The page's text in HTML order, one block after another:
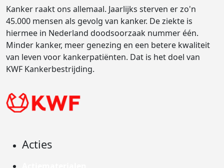
Kanker raakt ons allemaal. Jaarlijks sterven er zo'n
45.000 mensen als gevolg van kanker. De ziekte is
hiermee in Nederland doodsoorzaak nummer één.
Minder kanker, meer genezing en een betere kwaliteit
van leven voor kankerpatiënten. Dat is het doel van
KWF Kankerbestrijding.
Acties